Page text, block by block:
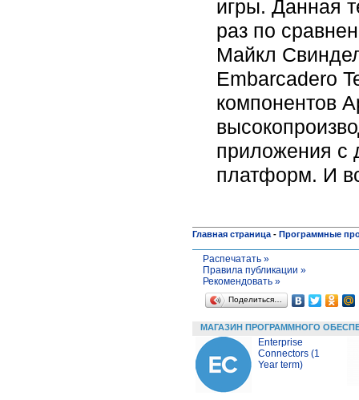
игры. Данная
раз по
Майкл
Embarcadero
компонентов
приложения с
платформ. И
Главная страница - Программные
Распечатать »
Правила публикации »
Рекомендовать »
Поделиться…
МАГАЗИН ПРОГРАММНОГО
Enterprise
Connectors (1
Year term)